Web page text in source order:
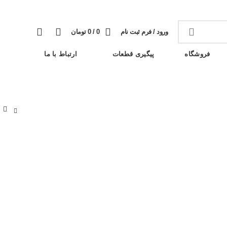
ورود / فرم ثبت نام 0
/
0 تومان
فروشگاه پیگیری قطعات ارتباط با ما